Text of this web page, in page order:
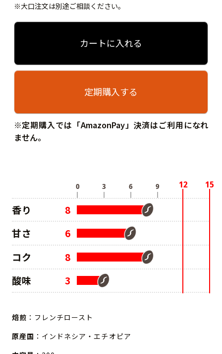
※大口注文は別途ご相談ください。
カートに入れる
定期購入する
※定期購入では「AmazonPay」決済はご利用になれ
ません。
香り
8
甘さ
6
コク
8
酸味
3
焙煎 ：フレンチロースト
原産国 ：インドネシア・エチオピア